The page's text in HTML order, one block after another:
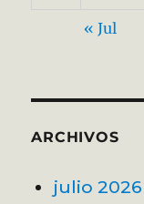
« Jul
ARCHIVOS
julio 2026